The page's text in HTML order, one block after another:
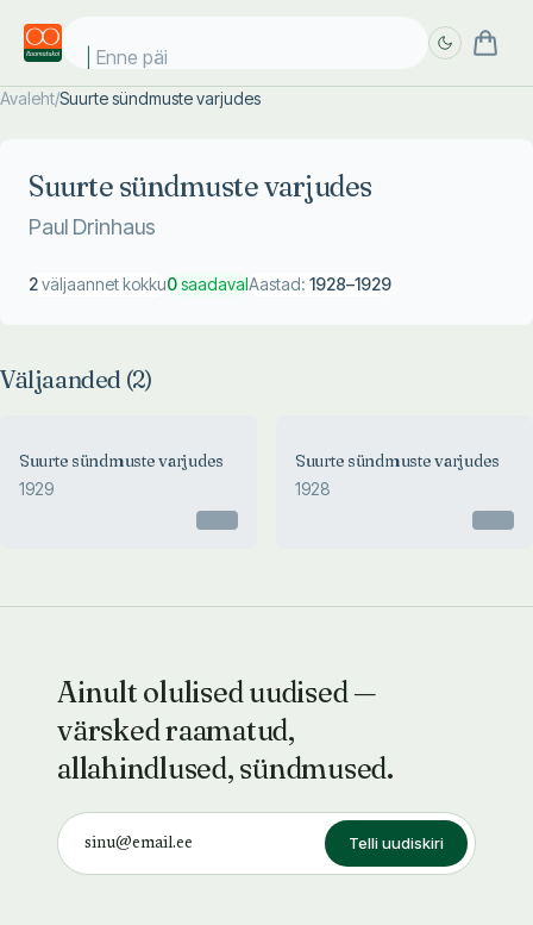
Enne päik
Avaleht/Suurte sündmuste varjudes
Suurte sündmuste varjudes
Paul Drinhaus
2väljaannet kokku0saadavalAastad: 1928–1929
Väljaanded (2)
Suurte sündmuste varjudes
1929
Suurte sündmuste varjudes
1928
Ainult olulised uudised —
värsked raamatud,
allahindlused, sündmused.
Telli uudiskiri